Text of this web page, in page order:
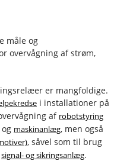
måle og
overvågning af strøm,
er mangfoldige.
i installationer på
af robotstyring
og maskinanlæg, men også
, såvel som til brug
signal- og sikringsanlæg.